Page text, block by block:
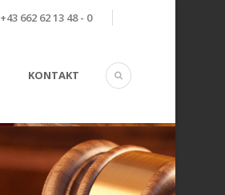
+43 662 62 13 48 - 0
KONTAKT